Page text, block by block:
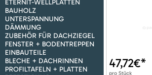
ETERNIT-WELLPLATTEN
BAUHOLZ
UNTERSPANNUNG
DÄMMUNG
ZUBEHÖR FÜR DACHZIEGEL
FENSTER + BODENTREPPEN
EINBAUTEILE
BLECHE + DACHRINNEN
PROFILTAFELN + PLATTEN
47,72€*
pro Stück